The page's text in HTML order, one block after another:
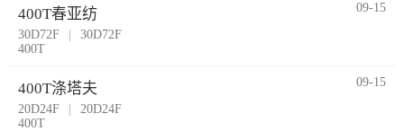
400T春亚纺
09-15
30D72F
30D72F
400T
400T涤塔夫
09-15
20D24F
20D24F
400T